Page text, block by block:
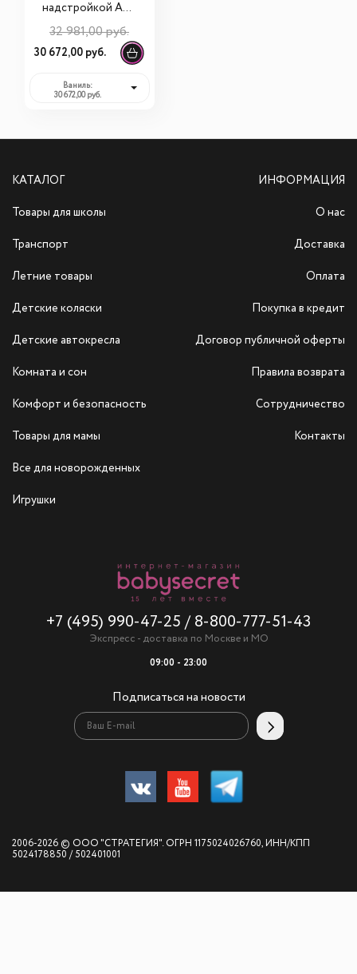
надстройкой ABC
King Pirat
32 981,00 руб.
30 672,00 руб.
Ваниль:
30 672,00 руб.
КАТАЛОГ
Товары для школы
Транспорт
Летние товары
Детские коляски
Детские автокресла
Комната и сон
Комфорт и безопасность
Товары для мамы
Все для новорожденных
Игрушки
+7 (495) 990-47-25 / 8-800-777-51-43
Экспресс - доставка по Москве и МО
09:00 - 23:00
Подписаться на новости
ИНФОРМАЦИЯ
О нас
Доставка
Оплата
Покупка в кредит
Договор публичной оферты
Правила возврата
Сотрудничество
Контакты
2006-2026 © ООО "СТРАТЕГИЯ". ОГРН 1175024026760, ИНН/КПП
5024178850 / 502401001